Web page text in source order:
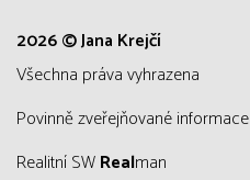
2026 © Jana Krejčí
všechna práva vyhrazena
Povinně zveřejňované informace
Realitní SWRealman